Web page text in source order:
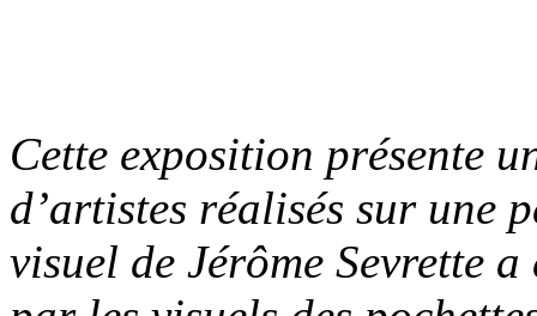
Cette exposition présente
d’artistes réalisés sur une
visuel de Jérôme Sevrette